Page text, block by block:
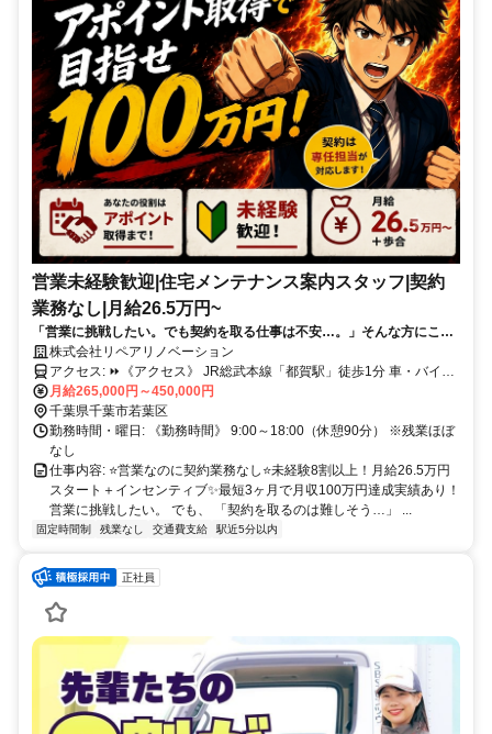
営業未経験歓迎|住宅メンテナンス案内スタッフ|契約
業務なし|月給26.5万円~
「営業に挑戦したい。でも契約を取る仕事は不安…。」そんな方にこそ
知っていただきたい仕事です。お任せするのは住宅メンテナンスのご案
内とアポイント取得まで。契約や商談は専任スタッフが担当するため、
営業未経験でも安心してスタートできます。現在活躍中のスタッフの8
割以上が未経験入社。頑張りはインセンティブや賞与でしっかり評価
し、未経験入社3ヶ月で月収100万円を達成した実績もあります。あなた
も新しい一歩を踏み出してみませんか？
株式会社リペアリノベーション
アクセス: ⏩️《アクセス》 JR総武本線「都賀駅」徒歩1分 車・バイ
ク・自転車通勤OK（無料駐車場あり）
月給265,000円～450,000円
千葉県千葉市若葉区
勤務時間・曜日: 《勤務時間》 9:00～18:00（休憩90分） ※残業ほぼ
なし
仕事内容: ⭐営業なのに契約業務なし⭐未経験8割以上！月給26.5万円
スタート＋インセンティブ✨最短3ヶ月で月収100万円達成実績あり！
営業に挑戦したい。 でも、 「契約を取るのは難しそう…」 ...
固定時間制 残業なし 交通費支給 駅近5分以内
正社員